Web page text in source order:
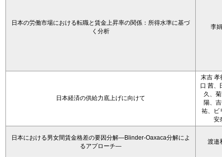
日本の労働市場における転職と賃金上昇率の関係：所得水準に基づ
く分析
李
日本経済の供給力底上げに向けて
末吉 孝
口 茜、
久、
陽、
祐、ビ
安
日本における男女間賃金格差の要因分解―Blinder-Oaxaca分解によ
るアプローチ―
渡邉